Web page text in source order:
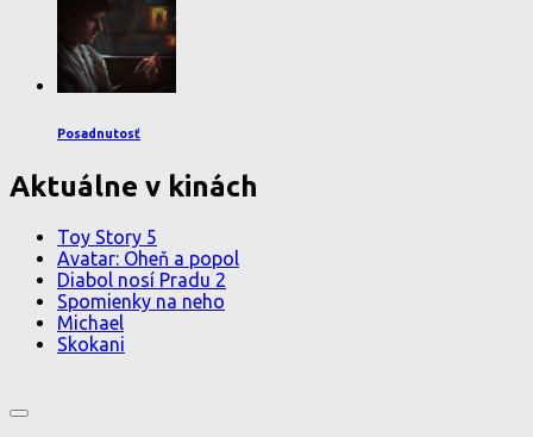
Posadnutosť
Aktuálne v kinách
Toy Story 5
Avatar: Oheň a popol
Diabol nosí Pradu 2
Spomienky na neho
Michael
Skokani